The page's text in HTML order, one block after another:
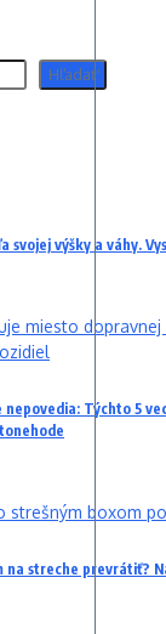
Hľadať
svojej výšky a váhy.
nepovedia: Týchto 5
na streche prevrátiť?